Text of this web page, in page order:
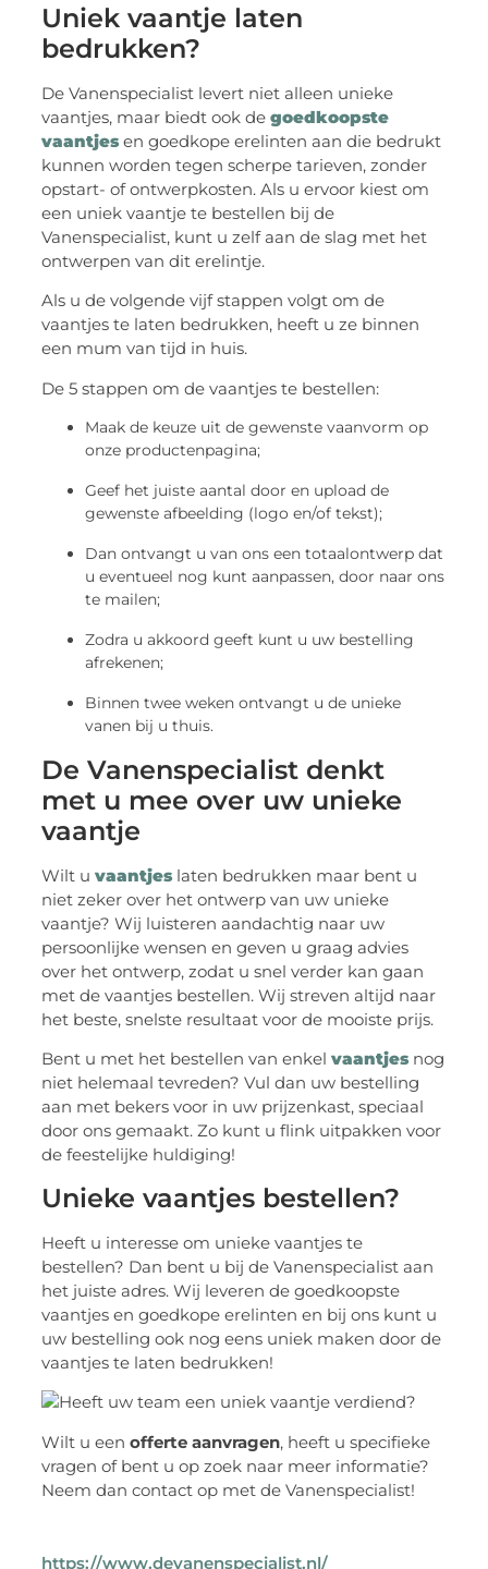
Uniek vaantje laten
bedrukken?
De Vanenspecialist levert niet alleen unieke
vaantjes, maar biedt ook degoedkoopste
vaantjesen goedkope erelinten aan die bedrukt
kunnen worden tegen scherpe tarieven, zonder
opstart- of ontwerpkosten. Als u ervoor kiest om
een uniek vaantje te bestellen bij de
Vanenspecialist, kunt u zelf aan de slag met het
ontwerpen van dit erelintje.
Als u de volgende vijf stappen volgt om de
vaantjes te laten bedrukken, heeft u ze binnen
een mum van tijd in huis.
De 5 stappen om de vaantjes te bestellen:
Maak de keuze uit de gewenste vaanvorm op
onze productenpagina;
Geef het juiste aantal door en upload de
gewenste afbeelding (logo en/of tekst);
Dan ontvangt u van ons een totaalontwerp dat
u eventueel nog kunt aanpassen, door naar ons
te mailen;
Zodra u akkoord geeft kunt u uw bestelling
afrekenen;
Binnen twee weken ontvangt u de unieke
vanen bij u thuis.
De Vanenspecialist denkt
met u mee over uw unieke
vaantje
Wilt uvaantjes laten bedrukken maar bent u
niet zeker over het ontwerp van uw unieke
vaantje? Wij luisteren aandachtig naar uw
persoonlijke wensen en geven u graag advies
over het ontwerp, zodat u snel verder kan gaan
met de vaantjes bestellen. Wij streven altijd naar
het beste, snelste resultaat voor de mooiste prijs.
Bent u met het bestellen van enkelvaantjesnog
niet helemaal tevreden? Vul dan uw bestelling
aan met bekers voor in uw prijzenkast, speciaal
door ons gemaakt. Zo kunt u flink uitpakken voor
de feestelijke huldiging!
Unieke vaantjes bestellen?
Heeft u interesse om unieke vaantjes te
bestellen? Dan bent u bij de Vanenspecialist aan
het juiste adres. Wij leveren de goedkoopste
vaantjes en goedkope erelinten en bij ons kunt u
uw bestelling ook nog eens uniek maken door de
vaantjes te laten bedrukken!
Wilt u eenofferte aanvragen, heeft u specifieke
vragen of bent u op zoek naar meer informatie?
Neem dan contact op met de Vanenspecialist!
https://www.devanenspecialist.nl/